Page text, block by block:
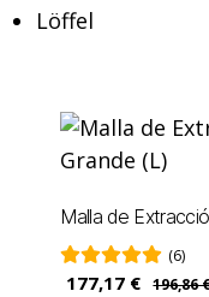
Löffel
Malla de
(6)
177,17 € 196,86